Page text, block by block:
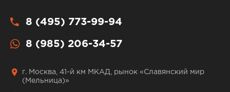
8 (495) 773-99-94
8 (985) 206-34-57
г. Москва, 41-й км МКАД, рынок «Славянский мир
(Мельница)»